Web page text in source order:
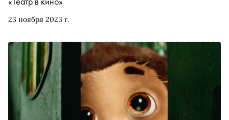
23 ноября 2023 г.